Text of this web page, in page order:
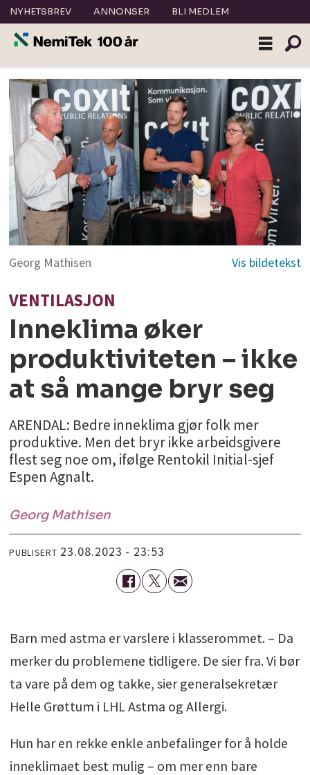
NYHETSBREV ANNONSER BLI MEDLEM
Georg Mathisen
VENTILASJON
Inneklima øker
produktiviteten – ikke
at så mange bryr seg
ARENDAL: Bedre inneklima gjør folk mer
produktive. Men det bryr ikke arbeidsgivere
flest seg noe om, ifølge Rentokil Initial-sjef
Espen Agnalt.
Georg Mathisen
PUBLISERT 23.08.2023 - 23:53
Barn med astma er varslere i klasserommet. – Da
merker du problemene tidligere. De sier fra. Vi bør
ta vare på dem og takke, sier generalsekretær
Helle Grøttum i LHL Astma og Allergi.
Hun har en rekke enkle anbefalinger for å holde
inneklimaet best mulig – om mer enn bare